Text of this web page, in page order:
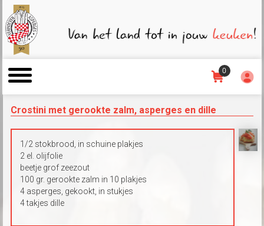
0
Crostini met gerookte zalm, asperges en dille
1/2 stokbrood, in schuine plakjes
2 el. olijfolie
beetje grof zeezout
100 gr. gerookte zalm in 10 plakjes
4 asperges, gekookt, in stukjes
4 takjes dille